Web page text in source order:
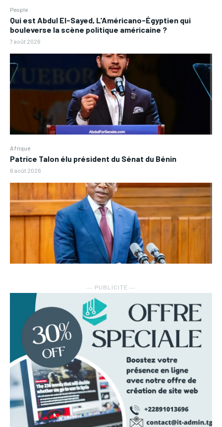
People
Qui est Abdul El-Sayed, L’Américano-Égyptien qui
bouleverse la scène politique américaine ?
7 août 2026
Afrique
Patrice Talon élu président du Sénat du Bénin
6 août 2026
― PUBLICITE ―